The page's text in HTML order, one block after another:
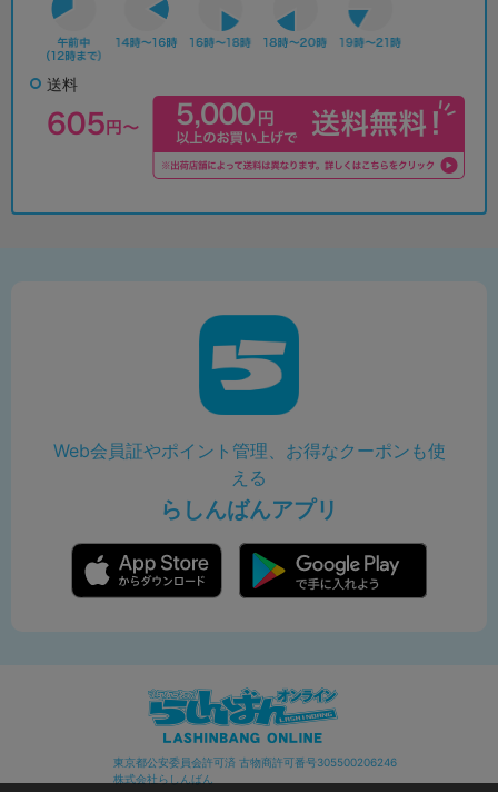
送料
Web会員証やポイント管理、お得なクーポンも使
える
らしんばんアプリ
東京都公安委員会許可済 古物商許可番号305500206246
株式会社らしんばん